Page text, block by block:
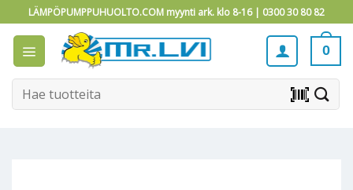
to
content
LÄMPÖPUMPPUHUOLTO.COM myynti ark. klo 8-16 | 0300 30 80 82
0
Etsi: barcode_scanner